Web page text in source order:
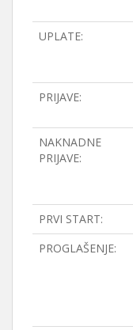
UPLATE:
PRIJAVE:
NAKNADNE
PRIJAVE:
PRVI START:
PROGLAŠENJE: